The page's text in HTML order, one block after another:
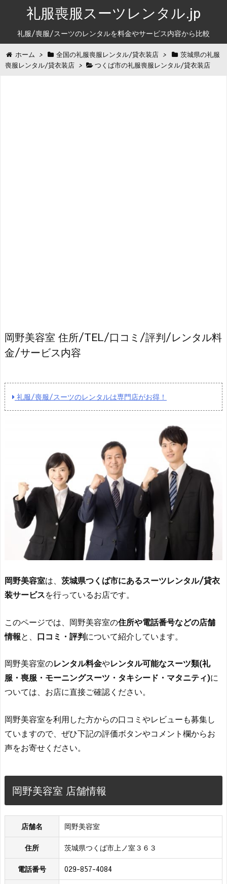
礼服喪服スーツレンタル.jp
礼服/喪服/スーツのレンタルを料金やサービス内容から比較
ホーム > 全国の礼服喪服レンタル/貸衣装店 >
茨城県の礼服
喪服レンタル/貸衣装店 > つくば市の礼服喪服レンタル/貸衣装店
岡野美容室 住所/TEL/口コミ/評判/レンタル料
金/サービス内容
礼服/喪服/スーツのレンタルは専門店がお得！
岡野美容室は、 茨城県つくば市にあるスーツレンタル/貸衣
装サービスを行っているお店です。
このページでは、岡野美容室の住所や電話番号などの店舗
情報と、 口コミ・評判について紹介しています。
岡野美容室のレンタル料金やレンタル可能なスーツ類(礼
服・喪服・モーニングスーツ・タキシード・マタニティ)に
ついては、お店に直接ご確認ください。
岡野美容室を利用した方からの口コミやレビューも募集し
ていますので、ぜひ下記の評価ボタンやコメント欄からお
声をお寄せください。
岡野美容室 店舗情報
店舗名 岡野美容室
住所 茨城県つくば市上ノ室３６３
電話番号 029-857-4084